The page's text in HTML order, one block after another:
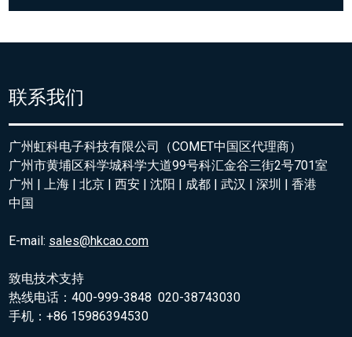
联系我们
广州虹科电子科技有限公司（COMET中国区代理商）
广州市黄埔区科学城科学大道99号科汇金谷三街2号701室
广州 | 上海 | 北京 | 西安 | 沈阳 | 成都 | 武汉 | 深圳 | 香港
中国
E-mail: sales@hkcao.com
致电技术支持
热线电话：400-999-3848 020-38743030
手机：+86 15986394530